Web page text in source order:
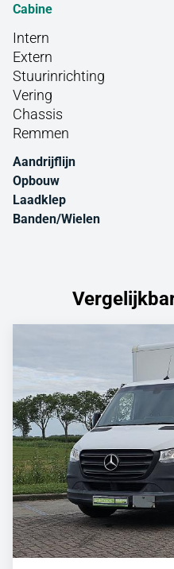
Cabine
Intern
Extern
Stuurinrichting
Vering
Chassis
Remmen
Aandrijflijn
Opbouw
Laadklep
Banden/Wielen